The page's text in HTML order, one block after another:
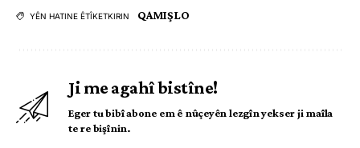
YÊN HATINE ÊTÎKETKIRIN QAMIŞLO
Ji me agahî bistîne!
Eger tu bibî abone em ê nûçeyên lezgîn yekser ji maîla
te re bişînin.